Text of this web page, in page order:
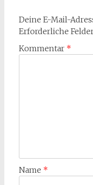
Deine E-Mail-
Erforderliche
Kommentar *
Name *